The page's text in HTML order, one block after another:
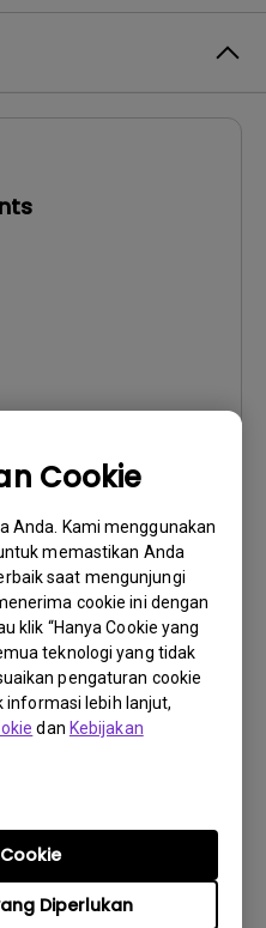
Cookie
Anda. Kami menggunakan
memastikan Anda
saat mengunjungi
cookie ini dengan
klik “Hanya Cookie yang
teknologi yang tidak
pengaturan cookie
informasi lebih lanjut,
dan Kebijakan
Diperlukan